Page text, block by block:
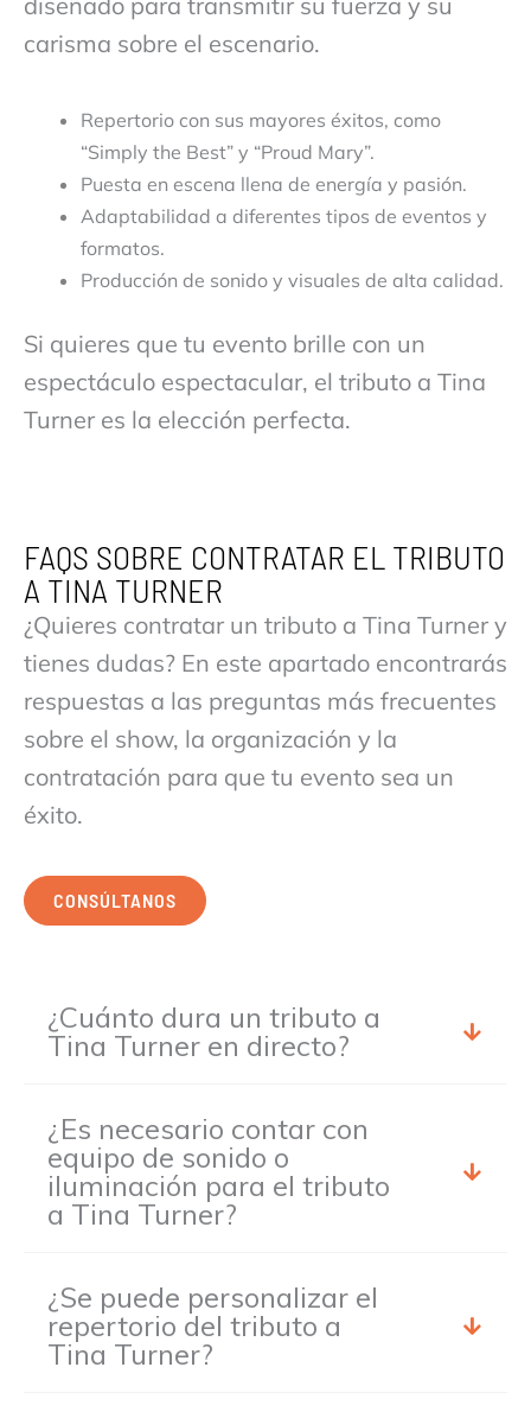
carisma sobre el escenario.
Repertorio con sus mayores éxitos, como
“Simply the Best” y “Proud Mary”.
Puesta en escena llena de energía y pasión.
Adaptabilidad a diferentes tipos de eventos y
formatos.
Producción de sonido y visuales de alta calidad.
Si quieres que tu evento brille con un
espectáculo espectacular, el tributo a Tina
Turner es la elección perfecta.
FAQS SOBRE CONTRATAR EL TRIBUTO
A TINA TURNER
¿Quieres contratar un tributo a Tina Turner y
tienes dudas? En este apartado encontrarás
respuestas a las preguntas más frecuentes
sobre el show, la organización y la
contratación para que tu evento sea un
éxito.
CONSÚLTANOS
¿Cuánto dura un tributo a
Tina Turner en directo?
¿Es necesario contar con
equipo de sonido o
iluminación para el tributo
a Tina Turner?
¿Se puede personalizar el
repertorio del tributo a
Tina Turner?